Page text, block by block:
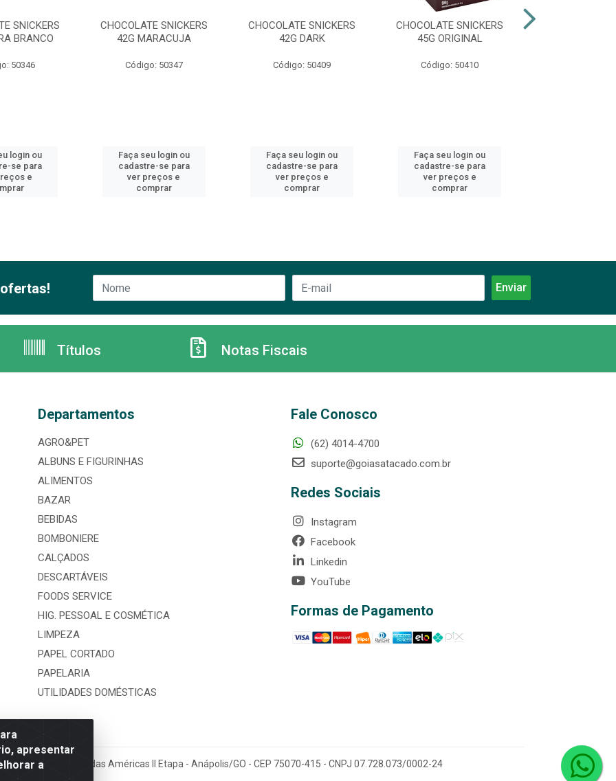
SNICKERS
BRANCO
50346
login ou
se para
e
CHOCOLATE SNICKERS
42G MARACUJA
Código: 50347
Faça seu login ou
cadastre-se para
ver preços e
comprar
CHOCOLATE SNICKERS
42G DARK
Código: 50409
Faça seu login ou
cadastre-se para
ver preços e
comprar
CHOCOLATE SNICKERS
45G ORIGINAL
Código: 50410
Faça seu login ou
cadastre-se para
ver preços e
comprar
apresentar
a
Títulos Notas Fiscais
Departamentos
AGRO&PET
ALBUNS E FIGURINHAS
ALIMENTOS
BAZAR
BEBIDAS
BOMBONIERE
CALÇADOS
DESCARTÁVEIS
FOODS SERVICE
HIG. PESSOAL E COSMÉTICA
LIMPEZA
PAPEL CORTADO
PAPELARIA
UTILIDADES DOMÉSTICAS
Fale Conosco
(62) 4014-4700
suporte@goiasatacado.com.br
Redes Sociais
Instagram
Facebook
Linkedin
YouTube
Formas de Pagamento
nº 3860, Jardim das Américas II Etapa - Anápolis/GO - CEP 75070-415 - CNPJ 07.728.073/0002-24